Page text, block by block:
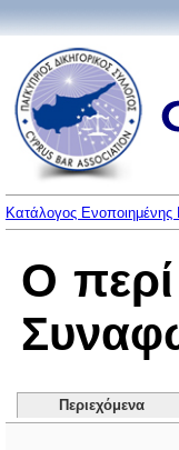
Κατάλογος Ενοποιημένης
Ο
Περιεχόμενα